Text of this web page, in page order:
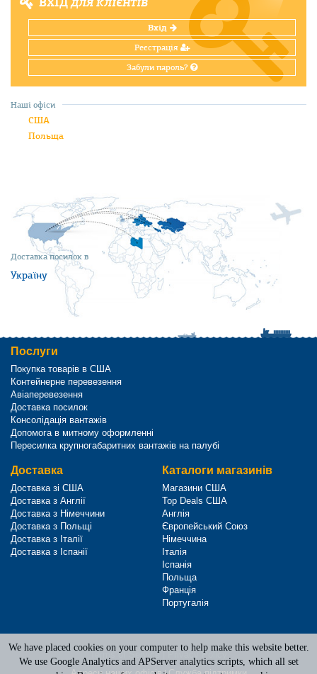
ДЛЯ КЛІЄНТІВ
Вхід
Реєстрація
Забули пароль?
Доставка посилок в
Україну
Наші офіси
США
Польща
Послуги
Покупка товарів в США
Контейнерне перевезення
Авіаперевезення
Доставка посилок
Консолідація вантажів
Допомога в митному оформленні
Пересилка крупногабаритних вантажів на палубі
Доставка
Доставка зі США
Доставка з Англії
Доставка з Німеччини
Доставка з Польщі
Доставка з Італії
Доставка з Іспанії
Каталоги магазинів
Магазини США
Top Deals США
Англія
Європейський Союз
Німеччина
Італія
Іспанія
Польща
Франція
Португалія
Terms of Service
Privacy Policy
We have placed cookies on your computer to help make this website better.
We use Google Analytics and APServer analytics scripts, which all set